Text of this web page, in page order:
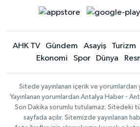
AHK TV Gündem Asayiş Turizm
Ekonomi
Spor Dünya
Sitede yayınlanan içerik ve yorumlardan
Yayınlanan yorumlardan Antalya Haber -
Son Dakika sorumlu tutulamaz. Sitedeki
sayfada açılır. Sitemizde yayınlanan